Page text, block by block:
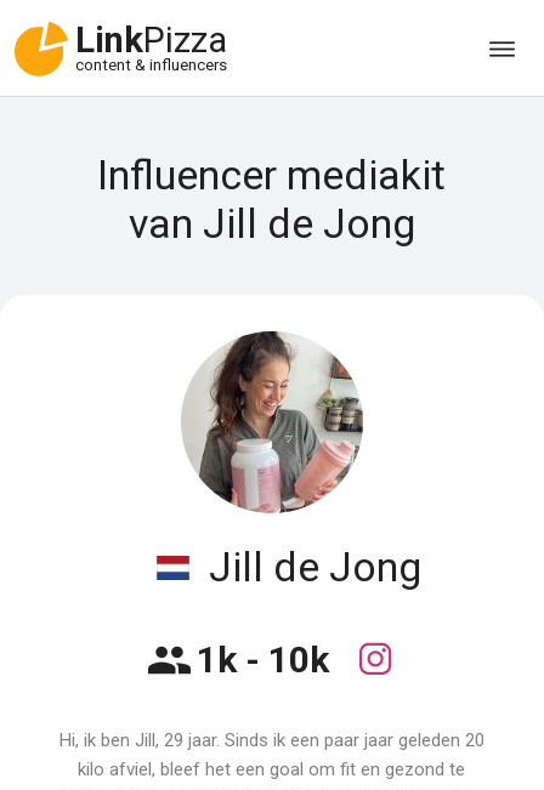
LinkPizza
content & influencers
Influencer mediakit
van Jill de Jong
Jill de Jong
1k - 10k
Hi, ik ben Jill, 29 jaar. Sinds ik een paar jaar geleden 20
kilo afviel, bleef het een goal om fit en gezond te